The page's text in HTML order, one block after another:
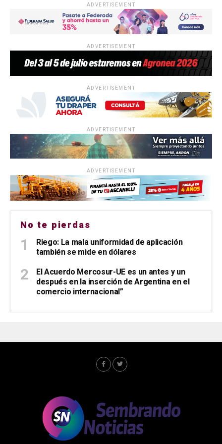
ADVERTISEMENT
ADVERTISEMENT
ADVERTISEMENT
ADVERTISEMENT
ADVERTISEMENT
No te pierdas
Riego: La mala uniformidad de aplicación
también se mide en dólares
El Acuerdo Mercosur-UE es un antes y un
después en la inserción de Argentina en el
comercio internacional”